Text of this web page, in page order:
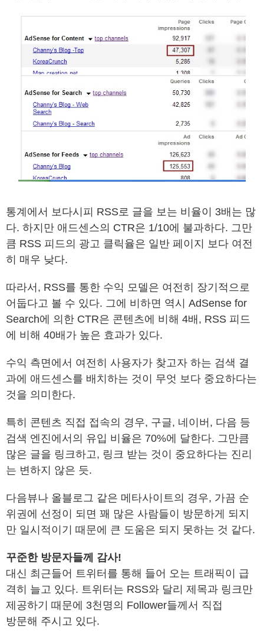
통계에서 보다시피 RSS로 글을 보는 비율이 3배는 많
다. 하지만 애드센스의 CTR은 1/10에 불과하다. 그만
큼 RSS 피드의 광고 클릭율은 일반 페이지 보다 여전
히 매우 낮다.
따라서, RSS를 통한 수익 모델은 여전히 장기적으로
어둡다고 볼 수 있다. 그에 비하면 역시 AdSense for
Search에 의한 CTR은 콘텐츠에 비해 4배, RSS 피드
에 비해 40배가 높은 효과가 있다.
수익 측면에서 여전히 사용자가 찾고자 하는 검색 결
과에 애드센스를 배치하는 것이 무엇 보다 중요하다는
것을 의미한다.
특히 콘텐츠 직접 접속의 경우, 구글, 네이버, 다음 등
검색 엔진에서의 유입 비율은 70%에 달한다. 그만큼
많은 글을 링크하고, 링크 받는 것이 중요하다는 진리
는 변하지 않은 듯.
다음뷰나 올블로그 같은 메타사이트의 경우, 가끔 순
위권에 선정이 되면 꽤 많은 사람들이 방문하게 되지
만 일시적이기 때문에 큰 도움은 되지 못하는 것 같다.
꾸준한 방문자들께 감사!
대신 최근들어 트위터를 통해 들어 오는 트래픽이 급
격히 늘고 있다. 트위터는 RSS와 달리 제목과 링크만
제공하기 때문에 3천명의 Follower들께서 직접
방문해 주시고 있다.